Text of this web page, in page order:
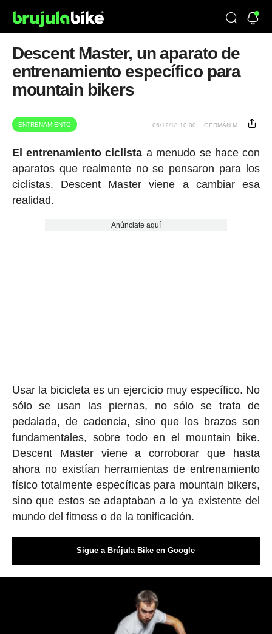
Descent Master, un aparato de
entrenamiento específico para
mountain bikers
ENTRENAMIENTO 05/12/18 10:00 GERMÁN M.
El entrenamiento ciclista a menudo se hace con
aparatos que realmente no se pensaron para los
ciclistas. Descent Master viene a cambiar esa
realidad.
Anúnciate aquí
Usar la bicicleta es un ejercicio muy específico. No
sólo se usan las piernas, no sólo se trata de
pedalada, de cadencia, sino que los brazos son
fundamentales, sobre todo en el mountain bike.
Descent Master viene a corroborar que hasta
ahora no existían herramientas de entrenamiento
físico totalmente específicas para mountain bikers,
sino que estos se adaptaban a lo ya existente del
mundo del fitness o de la tonificación.
Sigue a Brújula Bike en Google